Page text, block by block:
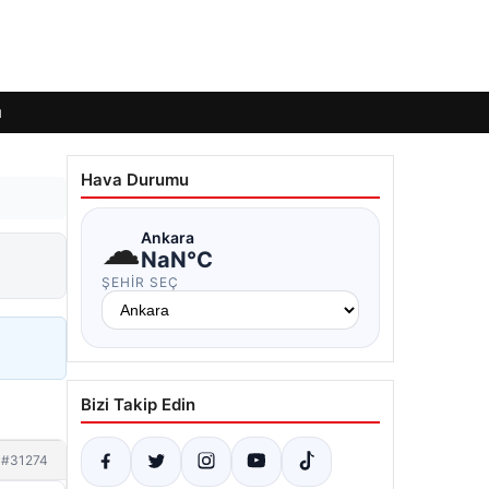
#31274
Hava Durumu
☁Ankara
NaN°C
ŞEHIR SEÇ
Bizi Takip Edin